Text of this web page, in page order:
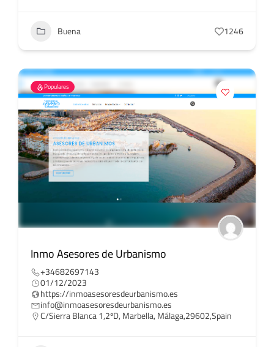
Buena 1246
Populares
Inmo Asesores de Urbanismo
+34682697143
01/12/2023
https://inmoasesoresdeurbanismo.es
info@inmoasesoresdeurbanismo.es
C/Sierra Blanca 1,2ºD, Marbella, Málaga,29602,Spain